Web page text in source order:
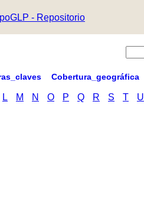
- Repositorio
Cobertura_geográfica
L M N O P Q R S T U